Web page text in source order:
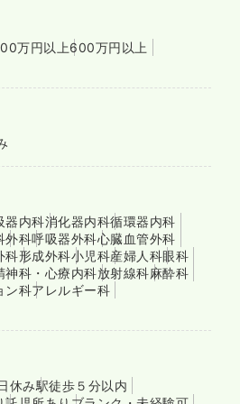
万円以上600万円以上
器内科消化器内科循環器内科
外科呼吸器外科心臓血管外科
科形成外科小児科産婦人科眼科
神科・心療内科放射線科麻酔科
ン科アレルギー科
休み駅徒歩５分以内